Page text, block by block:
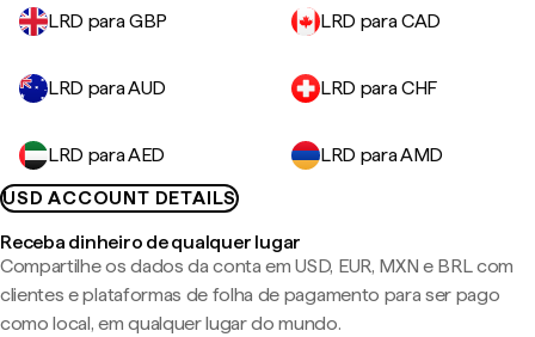
LRD para GBP LRD para CAD
LRD para AUD LRD para CHF
LRD para AED
LRD para AMD
USD ACCOUNT DETAILS
Receba dinheiro de qualquer lugar
Compartilhe os dados da conta em USD, EUR, MXN e BRL com
clientes e plataformas de folha de pagamento para ser pago
como local, em qualquer lugar do mundo.